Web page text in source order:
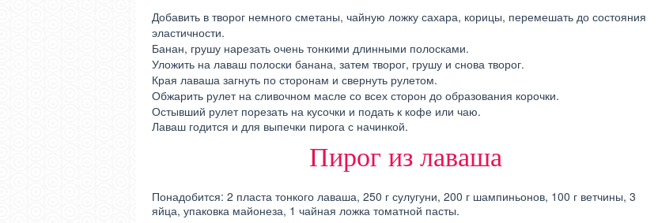
Добавить в творог немного сметаны, чайную ложку сахара, корицы, перемешать до состояния
эластичности.
Банан, грушу нарезать очень тонкими длинными полосками.
Уложить на лаваш полоски банана, затем творог, грушу и снова творог.
Края лаваша загнуть по сторонам и свернуть рулетом.
Обжарить рулет на сливочном масле со всех сторон до образования корочки.
Остывший рулет порезать на кусочки и подать к кофе или чаю.
Лаваш годится и для выпечки пирога с начинкой.
Пирог из лаваша
Понадобится: 2 пласта тонкого лаваша, 250 г сулугуни, 200 г шампиньонов, 100 г ветчины, 3
яйца, упаковка майонеза, 1 чайная ложка томатной пасты.